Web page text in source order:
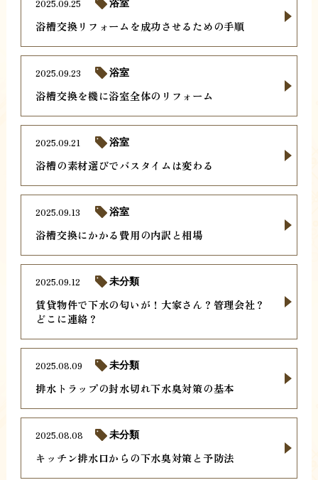
浴槽交換リフォームを成功させるための手順
2025.09.25 浴室
浴槽交換を機に浴室全体のリフォーム
2025.09.23 浴室
浴槽の素材選びでバスタイムは変わる
2025.09.21 浴室
浴槽交換にかかる費用の内訳と相場
2025.09.13 浴室
賃貸物件で下水の匂いが！大家さん？管理会社？
どこに連絡？
2025.09.12 未分類
排水トラップの封水切れ下水臭対策の基本
2025.08.09 未分類
キッチン排水口からの下水臭対策と予防法
2025.08.08 未分類